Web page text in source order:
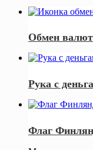
Обмен валют
Рука с
Флаг